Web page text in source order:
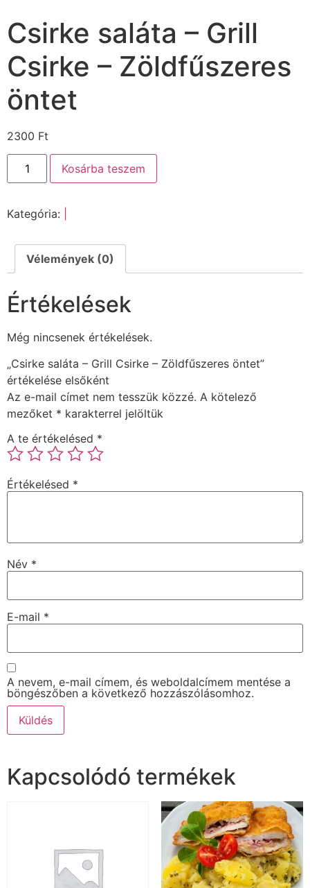
Csirke saláta – Grill
Csirke – Zöldfűszeres
öntet
2300 Ft
Kosárba teszem
Kategória:
Vélemények (0)
Értékelések
Még nincsenek értékelések.
„Csirke saláta – Grill Csirke – Zöldfűszeres öntet”
értékelése elsőként
Az e-mail címet nem tesszük közzé. A kötelező
mezőket * karakterrel jelöltük
A te értékelésed *
Értékelésed *
Név *
E-mail *
A nevem, e-mail címem, és weboldalcímem mentése a
böngészőben a következő hozzászólásomhoz.
Kapcsolódó termékek